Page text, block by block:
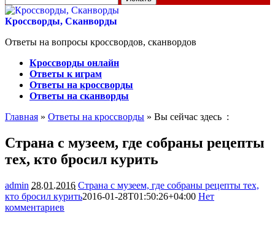
для:
Кроссворды, Сканворды
Ответы на вопросы кроссвордов, сканвордов
Кроссворды онлайн
Ответы к играм
Ответы на кроссворды
Ответы на сканворды
Главная » Ответы на кроссворды » Вы сейчас здесь :
Страна с музеем, где собраны рецепты
тех, кто бросил курить
admin 28.01.2016 Страна с музеем, где собраны рецепты тех,
кто бросил курить2016-01-28T01:50:26+04:00 Нет
комментариев